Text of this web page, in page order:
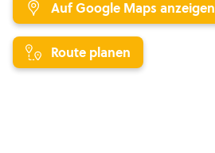
Auf Google Maps anzeigen
Route planen